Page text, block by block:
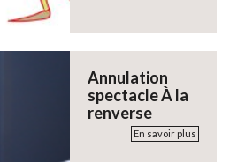
Annulation
spectacle À la
renverse
En savoir plus